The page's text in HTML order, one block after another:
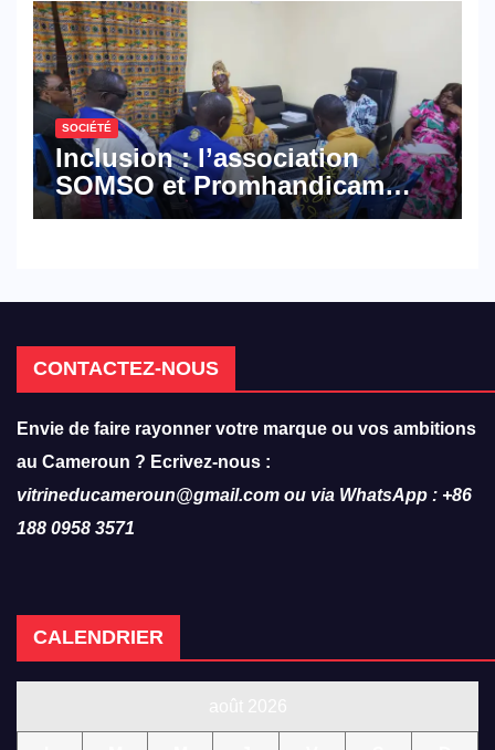
SOCIÉTÉ
Inclusion : l’association
SOMSO et Promhandicam
militent en faveur d’une
CONTACTEZ-NOUS
Envie de faire rayonner votre marque ou vos ambitions
au Cameroun ? Ecrivez-nous :
vitrineducameroun@gmail.com ou via WhatsApp : +86
188 0958 3571
CALENDRIER